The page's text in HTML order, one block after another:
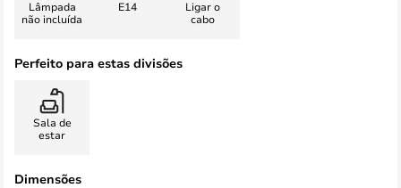
Lâmpada
não incluída
E14
Ligar o
cabo
Perfeito para estas divisões
Sala de
estar
Dimensões